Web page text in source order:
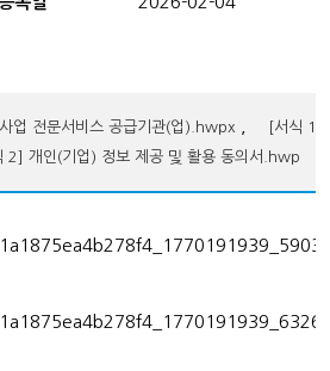
업 전문서비스 공급기관(업).hwpx
[서식 1]
2] 개인(기업) 정보 제공 및 활용 동의서.hwp